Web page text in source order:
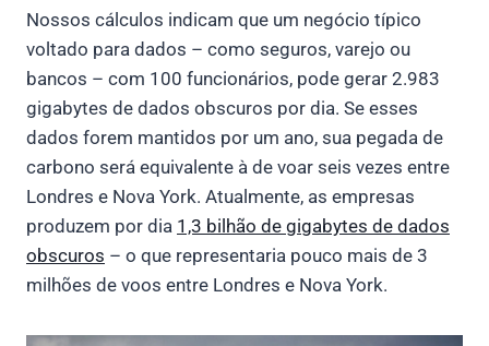
Nossos cálculos indicam que um negócio típico
voltado para dados – como seguros, varejo ou
bancos – com 100 funcionários, pode gerar 2.983
gigabytes de dados obscuros por dia. Se esses
dados forem mantidos por um ano, sua pegada de
carbono será equivalente à de voar seis vezes entre
Londres e Nova York. Atualmente, as empresas
produzem por dia 1,3 bilhão de gigabytes de dados
obscuros – o que representaria pouco mais de 3
milhões de voos entre Londres e Nova York.